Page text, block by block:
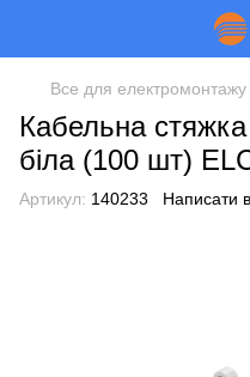
Все для електромонтажу
Кабельна
біла (100 шт)
Артикул: 140233 Написати